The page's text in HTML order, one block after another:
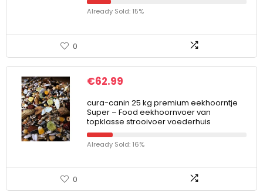
Already Sold: 15%
0
€62.99
cura-canin 25 kg premium eekhoorntje
Super – Food eekhoornvoer van
topklasse strooivoer voederhuis
Already Sold: 16%
0